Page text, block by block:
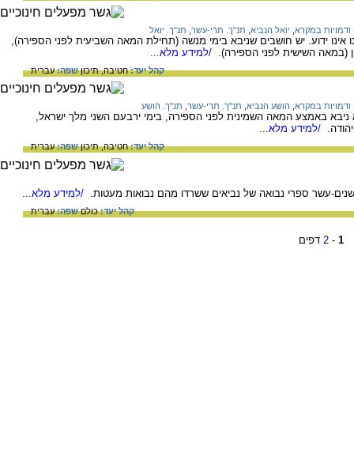
ודמויות במקרא יואל הנביא תנ"ך. תרי-עשר תנ"ך. יואל
אינו ידוע. יש חושבים שניבא בימי מנשה (תחילת המאה השביעית לפני הספירה),
(במאה השישית לפני הספירה).
/למידע מלא...
קהל יעד:חטיבה,תיכוןשפה:עברית
ודמויות במקרא הושע הנביא תנ"ך. תרי-עשר תנ"ך. הושע
באמצע המאה השמינית לפני הספירה, בימי ירבעם השני מלך ישראל,
/למידע מלא...
קהל יעד:חטיבה,תיכוןשפה:עברית
עשר ספרי נבואה של נביאים ששרדו מהם נבואות מעטות. /למידע מלא...
קהל יעד:כולםשפה:עברית
1
-
2 דפים